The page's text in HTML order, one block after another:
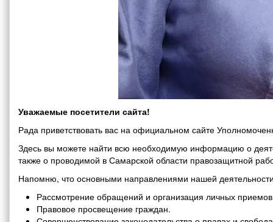
Уважаемые посетители сайта!
Рада приветствовать вас на официальном сайте
Здесь вы можете найти всю необходимую информацию о
также о проводимой в Самарской области правозащитной
Напомню, что основными направлениями нашей
Рассмотрение обращений и организация личных
Правовое просвещение граждан.